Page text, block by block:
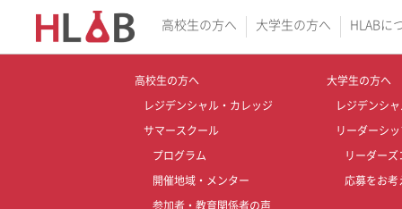
高校生の方へ 大学生の方へ HLABに
高校生の方へ
レジデンシャル・カレッジ
サマースクール
プログラム
開催地域・メンター
参加者・教育関係者の声
大学生の方へ
レジデンシ
リーダーシ
リーダーズ
応募をお考